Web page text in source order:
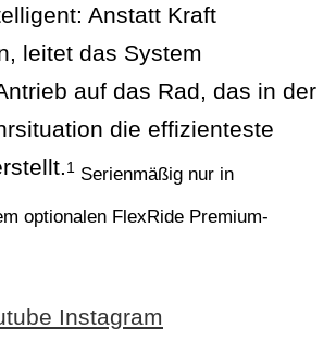
Anstatt Kraft
leitet das System
auf das Rad, das in der
die effizienteste
1 Serienmäßig nur in
optionalen FlexRide Premium-
Instagram